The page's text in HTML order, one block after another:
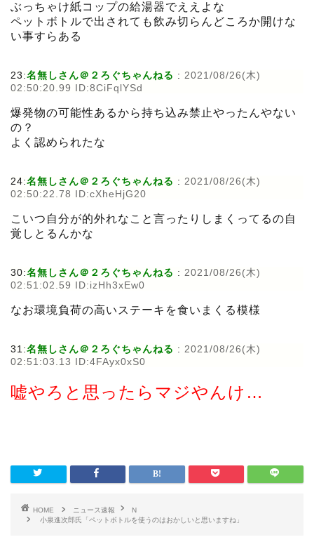
ぶっちゃけ紙コップの給湯器でええよな
ペットボトルで出されても飲み切らんどころか開けな
い事すらある
23:名無しさん＠２ろぐちゃんねる : 2021/08/26(木)
02:50:20.99 ID:8CiFqlYSd
爆発物の可能性あるから持ち込み禁止やったんやない
の？
よく認められたな
24:名無しさん＠２ろぐちゃんねる : 2021/08/26(木)
02:50:22.78 ID:cXheHjG20
こいつ自分が的外れなこと言ったりしまくってるの自
覚しとるんかな
30:名無しさん＠２ろぐちゃんねる : 2021/08/26(木)
02:51:02.59 ID:izHh3xEw0
なお環境負荷の高いステーキを食いまくる模様
31:名無しさん＠２ろぐちゃんねる : 2021/08/26(木)
02:51:03.13 ID:4FAyx0xS0
嘘やろと思ったらマジやんけ…
HOME ニュース速報
N
小泉進次郎氏「ペットボトルを使うのはおかしいと思いますね」